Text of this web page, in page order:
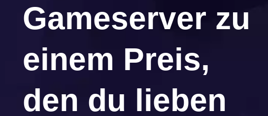
Gameserver zu
einem Preis,
den du lieben